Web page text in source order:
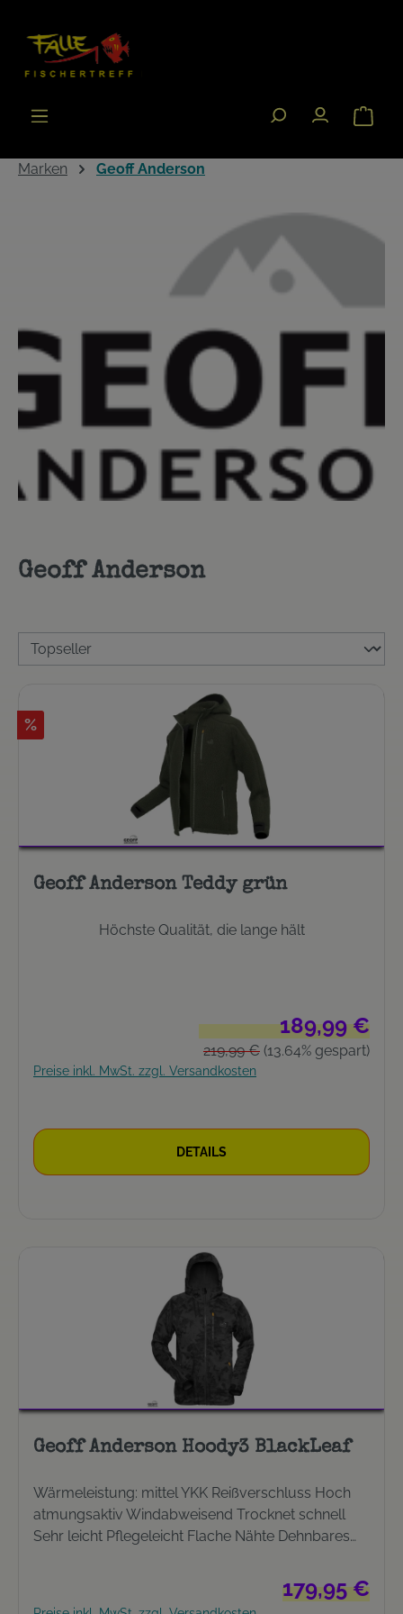
Marken Geoff Anderson
Geoff Anderson
%
Geoff Anderson Teddy grün
Höchste Qualität, die lange hält
Verkaufspreis:189,99 €
Regulärer Preis:
219,99 € (13.64% gespart)
Preise inkl. MwSt. zzgl. Versandkosten
DETAILS
Geoff Anderson Hoody3 BlackLeaf
Wärmeleistung: mittel YKK Reißverschluss Hoch
atmungsaktiv Windabweisend Trocknet schnell
Sehr leicht Pflegeleicht Flache Nähte Dehnbares
Neues Design Neues, spezielles Kapuzendesign
Extra hoher Kinnschutz Ärmelabschluss mit
Regulärer Preis:
179,95 €